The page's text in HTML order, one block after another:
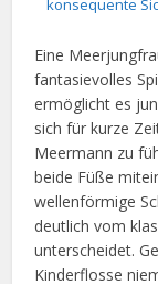
konsequente
Eine
fantasievolles
ermöglicht es
sich für kurze
Meermann zu
beide Füße
wellenförmige
deutlich vom
unterscheidet.
Kinderflosse